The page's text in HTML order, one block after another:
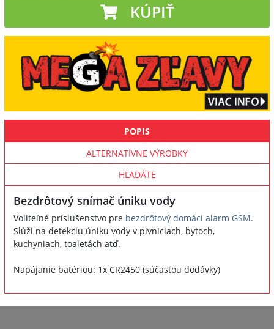
KÚPIŤ
POPIS
ALTERNATÍVNE VÝROBKY
HĽADÁTE
Bezdrôtový snímač úniku vody
Voliteľné príslušenstvo pre bezdrôtový domáci alarm GSM.
Slúži na detekciu úniku vody v pivniciach, bytoch,
kuchyniach, toaletách atď.
Napájanie batériou: 1x CR2450 (súčasťou dodávky)